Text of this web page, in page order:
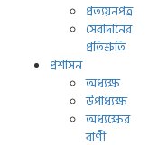
প্রত্যয়নপত্র
সেবাদানের
প্রতিশ্রুতি
প্রশাসন
অধ্যক্ষ
উপাধ্যক্ষ
অধ্যক্ষের
বাণী